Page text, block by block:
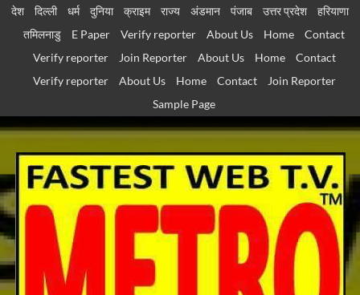
Skip
देश दिल्ली धर्म दुनिया क्राइम राज्य अंडमान पंजाब उत्तर प्रदेश
हरियाणा
तमिलनाडु
E Paper Verify reporter About Us Home
Contact
Verify reporter
Join Reporter About Us Home
Contact
Verify reporter
About Us Home Contact
Join Reporter
Sample Page